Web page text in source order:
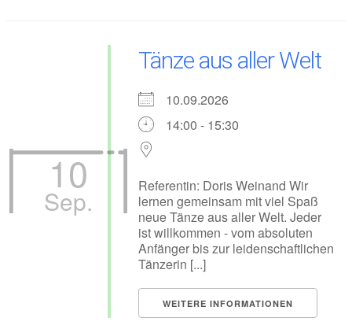
10
Sep.
Tänze aus aller Welt
10.09.2026
14:00 - 15:30
Referentin: Doris Weinand Wir
lernen gemeinsam mit viel Spaß
neue Tänze aus aller Welt. Jeder
ist willkommen - vom absoluten
Anfänger bis zur leidenschaftlichen
Tänzerin [...]
WEITERE INFORMATIONEN